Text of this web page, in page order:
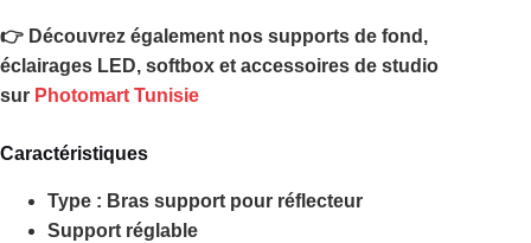
👉 Découvrez également nos supports de fond,
éclairages LED, softbox et accessoires de studio
sur Photomart Tunisie
Caractéristiques
Type : Bras support pour réflecteur
Support réglable